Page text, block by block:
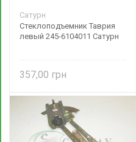
Сатурн
Стеклоподъемник Таврия
левый 245-6104011 Сатурн
357,00